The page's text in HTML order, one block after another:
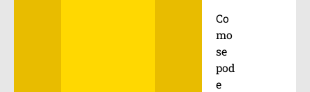
Co
mo
se
pod
e